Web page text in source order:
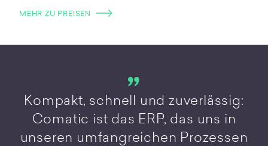
MEHR ZU PREISEN
Kompakt, schnell und zuverlässig:
Comatic ist das ERP, das uns in
unseren umfangreichen Prozessen